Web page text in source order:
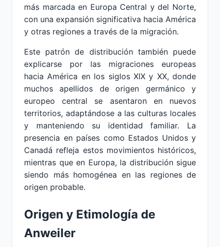
más marcada en Europa Central y del Norte,
con una expansión significativa hacia América
y otras regiones a través de la migración.
Este patrón de distribución también puede
explicarse por las migraciones europeas
hacia América en los siglos XIX y XX, donde
muchos apellidos de origen germánico y
europeo central se asentaron en nuevos
territorios, adaptándose a las culturas locales
y manteniendo su identidad familiar. La
presencia en países como Estados Unidos y
Canadá refleja estos movimientos históricos,
mientras que en Europa, la distribución sigue
siendo más homogénea en las regiones de
origen probable.
Origen y Etimología de
Anweiler